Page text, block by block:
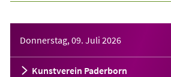
Donnerstag, 09. Juli 2026
Kunstverein Paderborn